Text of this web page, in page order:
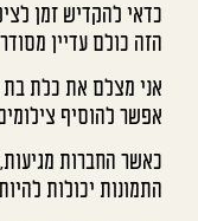
כדאי להקדיש זמן
הזה כולם עדיין
אני מצלם את כלת בת
אפשר להוסיף
כאשר החברות
התמונות יכולות